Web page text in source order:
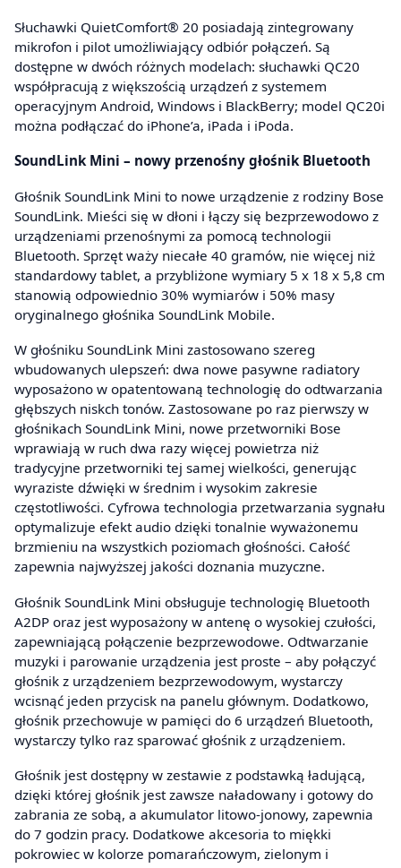
Słuchawki QuietComfort® 20 posiadają zintegrowany
mikrofon i pilot umożliwiający odbiór połączeń. Są
dostępne w dwóch różnych modelach: słuchawki QC20
współpracują z większością urządzeń z systemem
operacyjnym Android, Windows i BlackBerry; model QC20i
można podłączać do iPhone’a, iPada i iPoda.
SoundLink Mini – nowy przenośny głośnik Bluetooth
Głośnik SoundLink Mini to nowe urządzenie z rodziny Bose
SoundLink. Mieści się w dłoni i łączy się bezprzewodowo z
urządzeniami przenośnymi za pomocą technologii
Bluetooth. Sprzęt waży niecałe 40 gramów, nie więcej niż
standardowy tablet, a przybliżone wymiary 5 x 18 x 5,8 cm
stanowią odpowiednio 30% wymiarów i 50% masy
oryginalnego głośnika SoundLink Mobile.
W głośniku SoundLink Mini zastosowano szereg
wbudowanych ulepszeń: dwa nowe pasywne radiatory
wyposażono w opatentowaną technologię do odtwarzania
głębszych niskch tonów. Zastosowane po raz pierwszy w
głośnikach SoundLink Mini, nowe przetworniki Bose
wprawiają w ruch dwa razy więcej powietrza niż
tradycyjne przetworniki tej samej wielkości, generując
wyraziste dźwięki w średnim i wysokim zakresie
częstotliwości. Cyfrowa technologia przetwarzania sygnału
optymalizuje efekt audio dzięki tonalnie wyważonemu
brzmieniu na wszystkich poziomach głośności. Całość
zapewnia najwyższej jakości doznania muzyczne.
Głośnik SoundLink Mini obsługuje technologię Bluetooth
A2DP oraz jest wyposażony w antenę o wysokiej czułości,
zapewniającą połączenie bezprzewodowe. Odtwarzanie
muzyki i parowanie urządzenia jest proste – aby połączyć
głośnik z urządzeniem bezprzewodowym, wystarczy
wcisnąć jeden przycisk na panelu głównym. Dodatkowo,
głośnik przechowuje w pamięci do 6 urządzeń Bluetooth,
wystarczy tylko raz sparować głośnik z urządzeniem.
Głośnik jest dostępny w zestawie z podstawką ładującą,
dzięki której głośnik jest zawsze naładowany i gotowy do
zabrania ze sobą, a akumulator litowo-jonowy, zapewnia
do 7 godzin pracy. Dodatkowe akcesoria to miękki
pokrowiec w kolorze pomarańczowym, zielonym i